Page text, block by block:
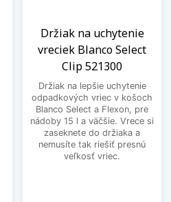
Držiak na uchytenie
vreciek Blanco Select
Clip 521300
Držiak na lepšie uchytenie
odpadkových vriec v košoch
Blanco Select a Flexon, pre
nádoby 15 l a väčšie. Vrece si
zaseknete do držiaka a
nemusíte tak riešiť presnú
veľkosť vriec.